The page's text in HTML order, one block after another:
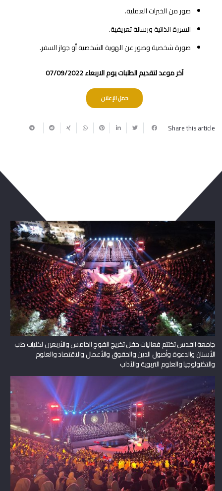
صور‭ ‬من‭ ‬الخبرات‭ ‬العملية‭.‬
السيرة‭ ‬الذاتية‭ ‬ورسالة‭ ‬تعريفية‭.‬
صورة‭ ‬شخصية‭ ‬وصور‭ ‬عن‭ ‬الهوية‭ ‬الشخصية‭ ‬أو‭ ‬جواز‭ ‬السفر‭.‬
آخر موعد لتقديم الطلبات يوم الاربعاء 07/09/2022
حمل الإعلان
Share this article
جامعة القدس تختتم فعاليات حفل تخريج الفوج الخامس والأربعين لكليات طب
الأسنان والدعوة وأصول الدين والحقوق والأعمال والاقتصاد والعلوم
والتكنولوجيا والعلوم التربوية والآداب